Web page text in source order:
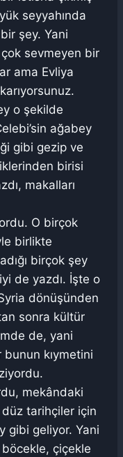
seyyahında
şey. Yani
çok sevmeyen bir
ama Evliya
o şekilde
ağabey
gibi gezip ve
birisi
makalları
O birçok
birlikte
birçok şey
de yazdı. İşte o
dönüşünden
sonra kültür
de, yani
bunun kıymetini
mekândaki
tarihçiler için
gibi geliyor. Yani
böcekle, çiçekle